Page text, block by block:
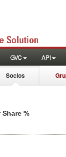
GVC API
Socios
Share %